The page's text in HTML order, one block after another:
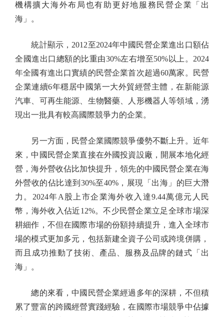
機構擴大海外布局也有助更好地服務民營企業「出
海」。
統計顯示，2012至2024年中國民營企業進出口額佔
全國進出口總額的比重由30%左右增至50%以上。2024
年全國有進出口實績的民營企業首次超過60萬家。民營
企業連續6年穩居中國第一大外貿經營主體，在新能源
汽車、可再生能源、生物醫藥、人形機器人等領域，湧
現出一批具有較高國際競爭力的企業。
另一方面，民營企業國際競爭優勢不斷上升。近年
來，中國民營企業直接在外國投資設廠，開展本地化經
營，海外營收佔比加快提升，領先的中國民營企業在海
外營收的佔比達到30%至40%，展現「出海」的巨大潛
力。2024年A股上市企業海外收入達9.44萬億元人民
幣，海外收入佔近12%。不少民營企業立足全球市場深
耕細作，不但在國際市場的份額持續提升，進入全球市
場的模式更加多元，包括新建全資子公司或跨境併購，
而且成功推動了技術、產品、服務及品牌的鏈式「出
海」。
總的來看，中國民營企業經過多年的深耕，不但積
累了豐富的跨國經營實踐經驗，在國際市場競爭中佔據